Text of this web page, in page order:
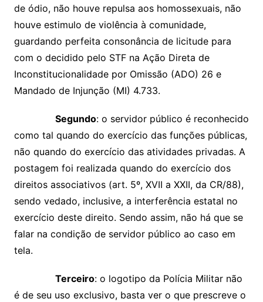
de ódio, não houve repulsa aos homossexuais, não
houve estimulo de violência à comunidade,
guardando perfeita consonância de licitude para
com o decidido pelo STF na Ação Direta de
Inconstitucionalidade por Omissão (ADO) 26 e
Mandado de Injunção (MI) 4.733.
Segundo: o servidor público é reconhecido
como tal quando do exercício das funções públicas,
não quando do exercício das atividades privadas. A
postagem foi realizada quando do exercício dos
direitos associativos (art. 5º, XVII a XXII, da CR/88),
sendo vedado, inclusive, a interferência estatal no
exercício deste direito. Sendo assim, não há que se
falar na condição de servidor público ao caso em
tela.
Terceiro: o logotipo da Polícia Militar não
é de seu uso exclusivo, basta ver o que prescreve o